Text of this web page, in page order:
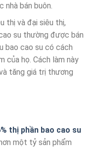
nhà bán buôn.
thị và đại siêu thị,
su thường được bán
bao cao su có cách
của họ. Cách làm này
tăng giá trị thương
thị phần bao cao su
một tỷ sản phẩm